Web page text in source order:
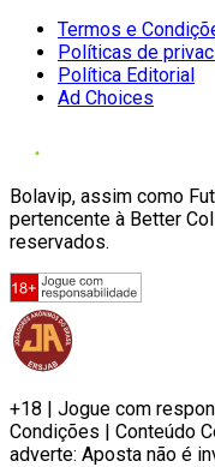
Termos e
Políticas de
Política Editorial
Ad Choices
Bolavip, assim como
pertencente à Better
reservados.
+18 | Jogue com
Condições | Conteúdo
adverte: Aposta não é